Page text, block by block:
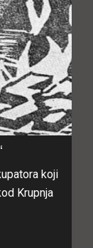
koji
Krupnja